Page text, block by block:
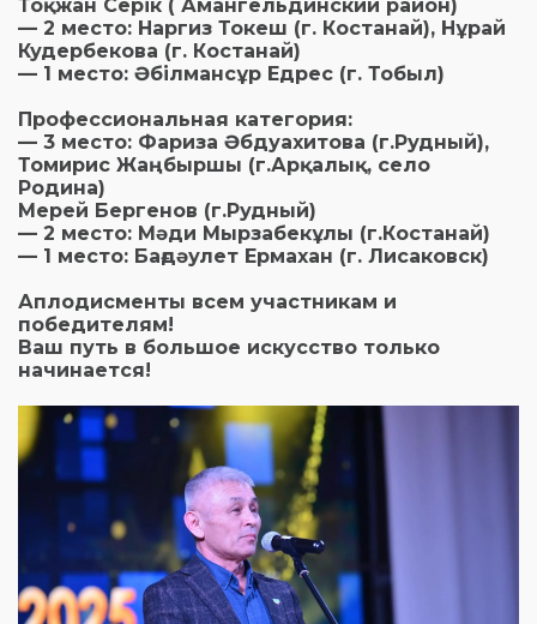
Тоқжан Серік ( Амангельдинский район)
— 2 место: Наргиз Токеш (г. Костанай), Нұрай
Кудербекова (г. Костанай)
— 1 место: Әбілмансұр Едрес (г. Тобыл)
Профессиональная категория:
— 3 место: Фариза Әбдуахитова (г.Рудный),
Томирис Жаңбыршы (г.Арқалық, село
Родина)
Мерей Бергенов (г.Рудный)
— 2 место: Мәди Мырзабекұлы (г.Костанай)
— 1 место: Бағдәулет Ермахан (г. Лисаковск)
Аплодисменты всем участникам и
победителям!
Ваш путь в большое искусство только
начинается!